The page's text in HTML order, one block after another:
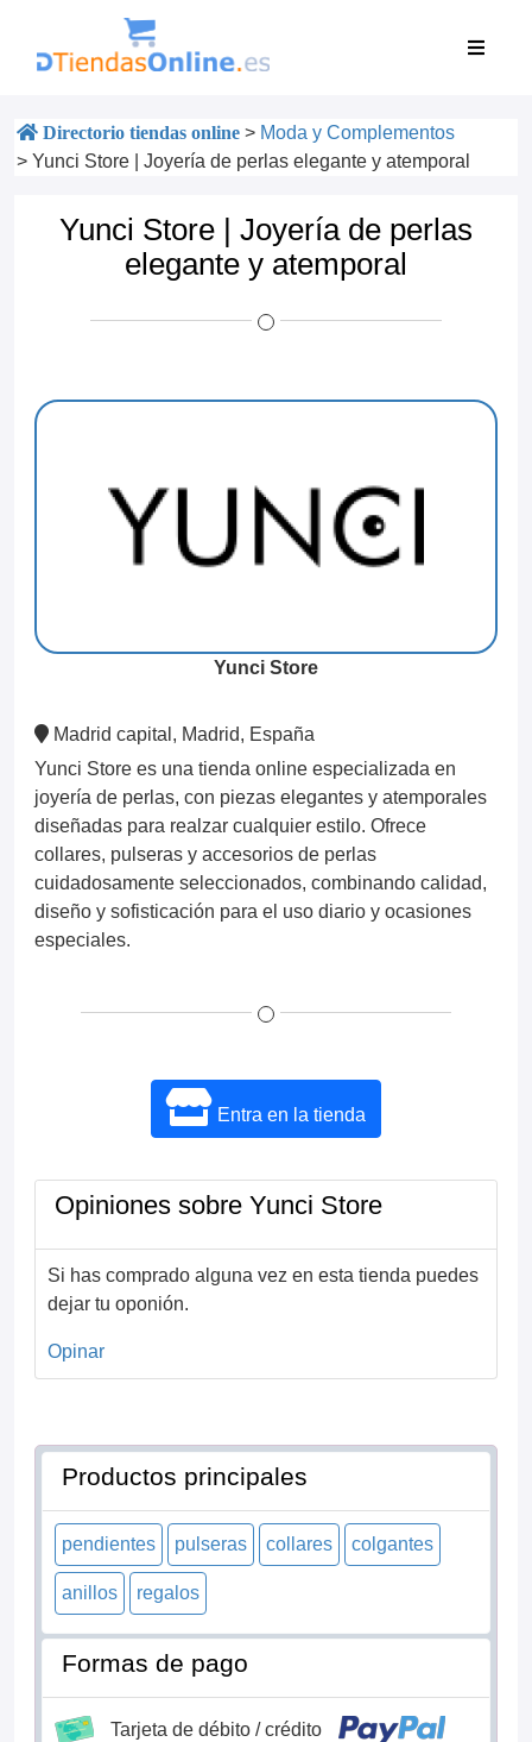
Directorio tiendas online > Moda y Complementos
> Yunci Store | Joyería de perlas elegante y atemporal
Yunci Store | Joyería de perlas
elegante y atemporal
Yunci Store
Madrid capital, Madrid, España
Yunci Store es una tienda online especializada en
joyería de perlas, con piezas elegantes y atemporales
diseñadas para realzar cualquier estilo. Ofrece
collares, pulseras y accesorios de perlas
cuidadosamente seleccionados, combinando calidad,
diseño y sofisticación para el uso diario y ocasiones
especiales.
Entra en la tienda
Opiniones sobre Yunci Store
Si has comprado alguna vez en esta tienda puedes
dejar tu oponión.
Opinar
Productos principales
pendientes pulseras collares colgantes
anillos regalos
Formas de pago
Tarjeta de débito / crédito